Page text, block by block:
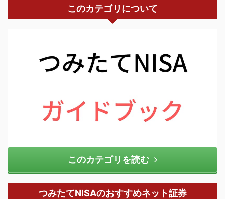
このカテゴリについて
このカテゴリを読む
つみたてNISAのおすすめネット証券